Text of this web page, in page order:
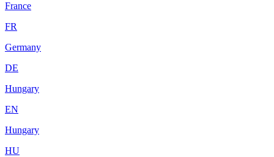
France
FR
Germany
DE
Hungary
EN
Hungary
HU